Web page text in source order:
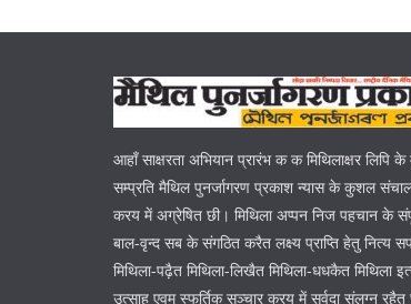
आहाँ साक्षरता अभियान प्रारंभ क क मिथिलाक्षर लिपि
सम्प्रति मैथिल पुनर्जागरण प्रकाश न्यास के कुशल
करय में अग्रेषित छी। मिथिला अप्पन निज पहचान के
बाल-वृन्द सब के संगठित करैत लक्ष्य प्राप्ति हेतु
मिथिला-पढ़ैत मिथिला-लिखैत मिथिला-धधकैत मिथिला
उत्साह एवम स्फूर्तिक सञ्चार करय में सर्वदा संलग्न रहैत